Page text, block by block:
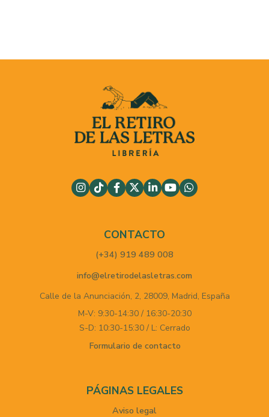
CONTACTO
(+34) 919 489 008
info@elretirodelasletras.com
Calle de la Anunciación, 2, 28009, Madrid, España
M-V: 9:30-14:30 / 16:30-20:30
S-D: 10:30-15:30 / L: Cerrado
Formulario de contacto
PÁGINAS LEGALES
Aviso legal